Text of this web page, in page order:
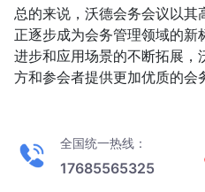
总的来说，沃德会务会议以其
正逐步成为会务管理领域的
进步和应用场景的不断拓展
方和参会者提供更加优质的会
全国统一热线：
17685565325